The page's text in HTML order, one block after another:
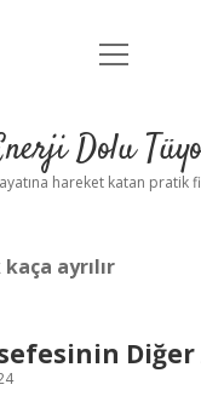
Anasayfa
Yasal Uyarı
menüyü
Dolu
hareket katan pratik
ayrılır
Diğer